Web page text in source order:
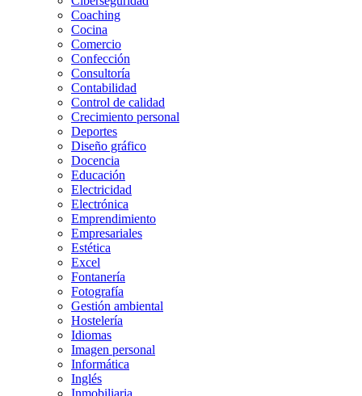
Coaching
Cocina
Comercio
Confección
Consultoría
Contabilidad
Control de calidad
Crecimiento personal
Deportes
Diseño gráfico
Docencia
Educación
Electricidad
Electrónica
Emprendimiento
Empresariales
Estética
Excel
Fontanería
Fotografía
Gestión ambiental
Hostelería
Idiomas
Imagen personal
Informática
Inglés
Inmobiliaria